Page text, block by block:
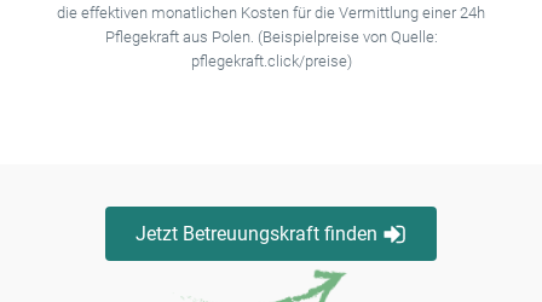
die effektiven monatlichen Kosten für die Vermittlung einer 24h
Pflegekraft aus Polen. (Beispielpreise von Quelle:
pflegekraft.click/preise)
Jetzt Betreuungskraft finden